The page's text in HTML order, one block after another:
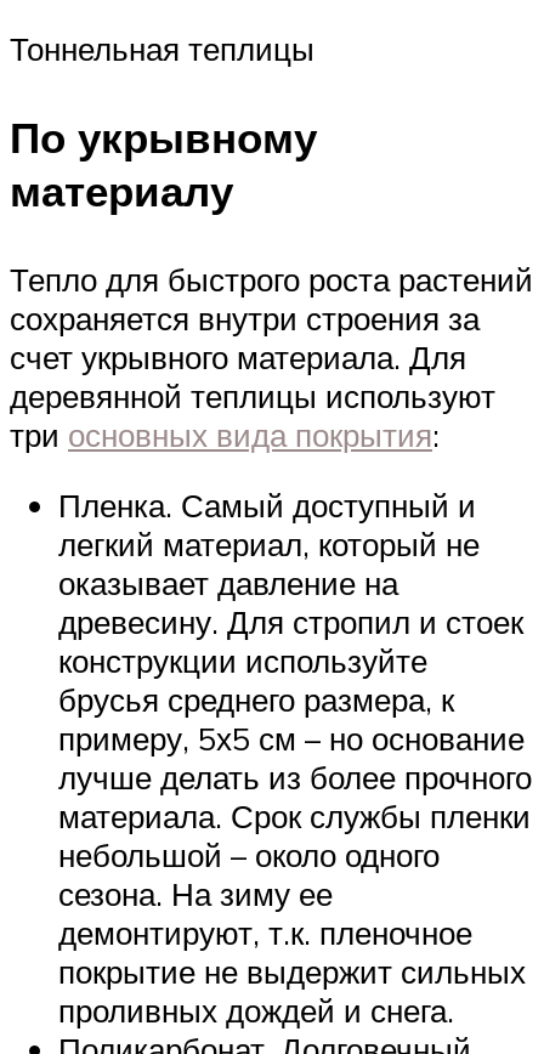
Тоннельная теплицы
По укрывному
материалу
Тепло для быстрого роста растений
сохраняется внутри строения за
счет укрывного материала. Для
деревянной теплицы используют
три основных вида покрытия:
Пленка. Самый доступный и
легкий материал, который не
оказывает давление на
древесину. Для стропил и стоек
конструкции используйте
брусья среднего размера, к
примеру, 5х5 см – но основание
лучше делать из более прочного
материала. Срок службы пленки
небольшой – около одного
сезона. На зиму ее
демонтируют, т.к. пленочное
покрытие не выдержит сильных
проливных дождей и снега.